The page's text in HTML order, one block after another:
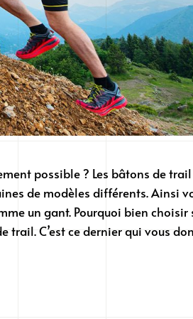
possible ? Les bâtons de
de modèles différents. Ainsi
un gant. Pourquoi bien choisir
C’est ce dernier qui vous